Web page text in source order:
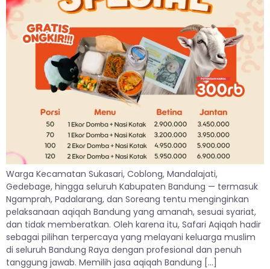
Warga Kecamatan Sukasari, Coblong, Mandalajati,
Gedebage, hingga seluruh Kabupaten Bandung — termasuk
Ngamprah, Padalarang, dan Soreang tentu menginginkan
pelaksanaan aqiqah Bandung yang amanah, sesuai syariat,
dan tidak memberatkan. Oleh karena itu, Safari Aqiqah hadir
sebagai pilihan terpercaya yang melayani keluarga muslim
di seluruh Bandung Raya dengan profesional dan penuh
tanggung jawab. Memilih jasa aqiqah Bandung […]